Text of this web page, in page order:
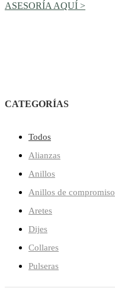
ASESORÍA AQUÍ >
CATEGORÍAS
Todos
Alianzas
Anillos
Anillos de compromiso
Aretes
Dijes
Collares
Pulseras